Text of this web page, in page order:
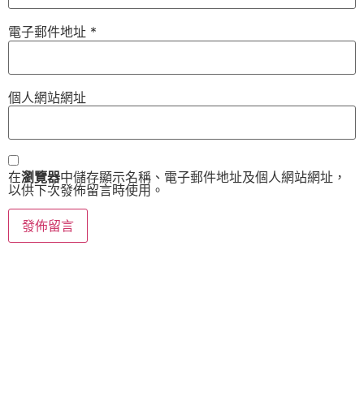
電子郵件地址 *
個人網站網址
在瀏覽器中儲存顯示名稱、電子郵件地址及個人網站網址，
以供下次發佈留言時使用。